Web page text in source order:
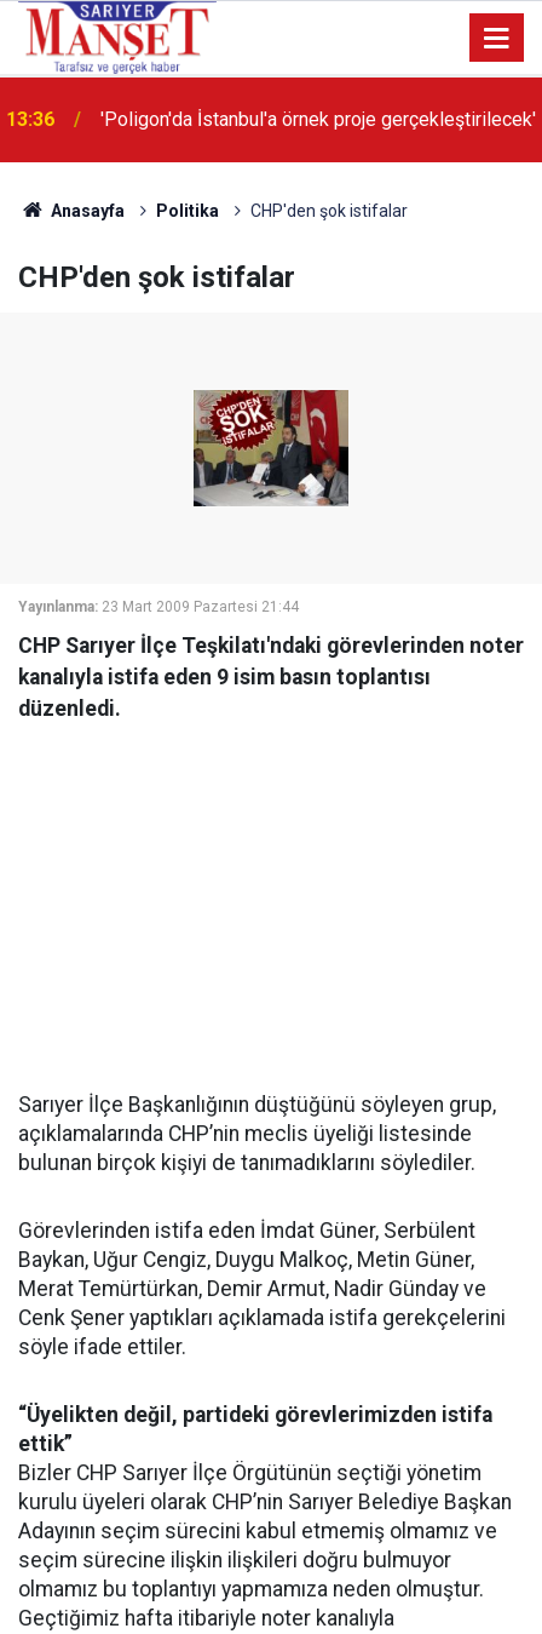
13:36 'Poligon'da İstanbul'a örnek proje gerçekleştirilecek'
Anasayfa Politika CHP'den şok istifalar
CHP'den şok istifalar
Yayınlanma: 23 Mart 2009 Pazartesi 21:44
CHP Sarıyer İlçe Teşkilatı'ndaki görevlerinden noter
kanalıyla istifa eden 9 isim basın toplantısı
düzenledi.
Sarıyer İlçe Başkanlığının düştüğünü söyleyen grup,
açıklamalarında CHP’nin meclis üyeliği listesinde
bulunan birçok kişiyi de tanımadıklarını söylediler.
Görevlerinden istifa eden İmdat Güner, Serbülent
Baykan, Uğur Cengiz, Duygu Malkoç, Metin Güner,
Merat Temürtürkan, Demir Armut, Nadir Günday ve
Cenk Şener yaptıkları açıklamada istifa gerekçelerini
söyle ifade ettiler.
“Üyelikten değil, partideki görevlerimizden istifa
ettik”
Bizler CHP Sarıyer İlçe Örgütünün seçtiği yönetim
kurulu üyeleri olarak CHP’nin Sarıyer Belediye Başkan
Adayının seçim sürecini kabul etmemiş olmamız ve
seçim sürecine ilişkin ilişkileri doğru bulmuyor
olmamız bu toplantıyı yapmamıza neden olmuştur.
Geçtiğimiz hafta itibariyle noter kanalıyla